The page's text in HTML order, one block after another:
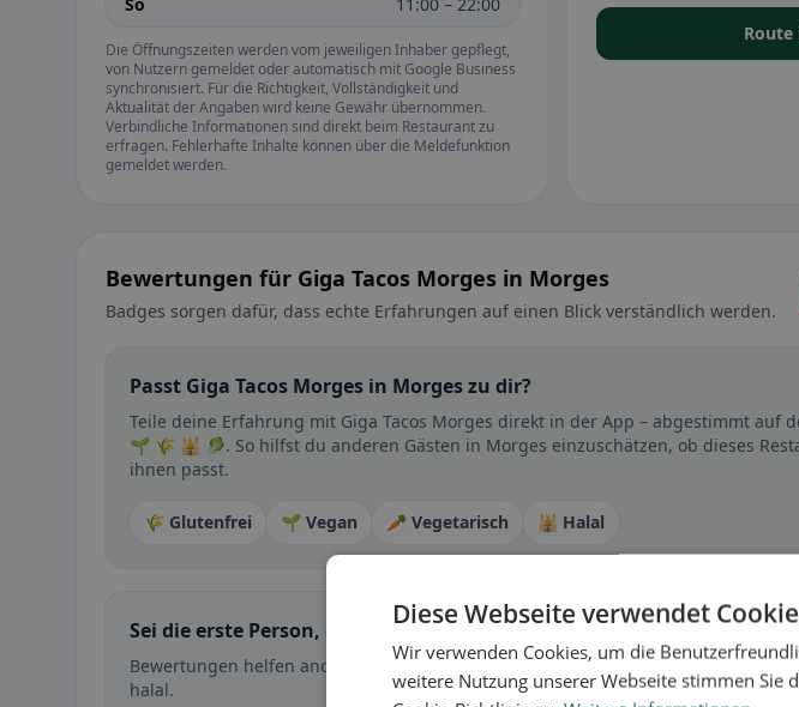
Die Öffnungszeiten werden vom jeweiligen Inhaber gepflegt,
von Nutzern gemeldet oder automatisch mit Google Business
synchronisiert. Für die Richtigkeit, Vollständigkeit und
Aktualität der Angaben wird keine Gewähr übernommen.
Verbindliche Informationen sind direkt beim Restaurant zu
erfragen. Fehlerhafte Inhalte können über die Meldefunktion
gemeldet werden.
Route
Bewertungen für Giga Tacos Morges in Morges
Badges sorgen dafür, dass echte Erfahrungen auf einen Blick verständlich werden.
Passt Giga Tacos Morges in Morges zu dir?
Teile deine Erfahrung mit Giga Tacos Morges direkt in der App – abgestimmt auf
🌱 🌾 🕌 🥬. So hilfst du anderen Gästen in Morges einzuschätzen, ob dieses
ihnen passt.
🌾 Glutenfrei 🌱 Vegan 🥕 Vegetarisch 🕌 Halal
Sei die erste Person, die ihre Erfahrung teilt
Bewertungen helfen anderen bei der Entscheidung – besonders bei glutenfrei,
halal.
Diese Webseite verwendet
Wir verwenden Cookies, um die
weitere Nutzung unserer Webseite stimmen Sie